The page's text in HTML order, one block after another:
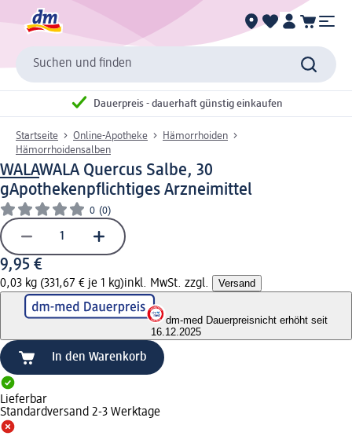
Suchen und finden
Dauerpreis - dauerhaft günstig einkaufen
Startseite Online-Apotheke
Hämorrhoiden
Hämorrhoidensalben
WALAWALA Quercus Salbe, 30
gApothekenpflichtiges Arzneimittel
0 (0)
9,95 €
0,03 kg (331,67 € je 1 kg)inkl. MwSt. zzgl. Versand
dm-med Dauerpreisnicht erhöht seit
16.12.2025
In den Warenkorb
Lieferbar
Standardversand 2-3 Werktage